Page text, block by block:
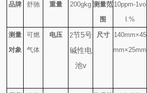
品牌 舒驰 重量 200gkg 测量范
围
10ppm-1vo
l.%
测量
对象
可燃
气体
电压 2节5号
碱性电
池v
尺寸
140mm×45
mm×25mm